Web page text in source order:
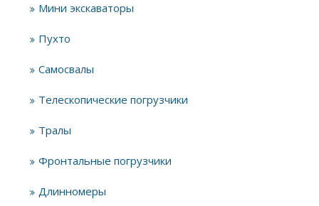
Мини экскаваторы
Пухто
Самосвалы
Телескопические погрузчики
Тралы
Фронтальные погрузчики
Длинномеры